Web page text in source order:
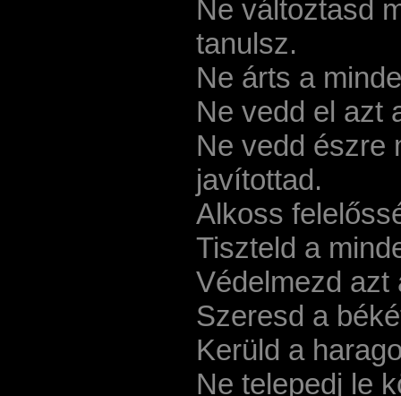
Ne változtasd
tanulsz.
Ne árts a
Ne vedd el azt
Ne vedd észre
javítottad.
Alkoss
Tiszteld a
Védelmezd azt
Szeresd a
Kerüld a
Ne telepedj le